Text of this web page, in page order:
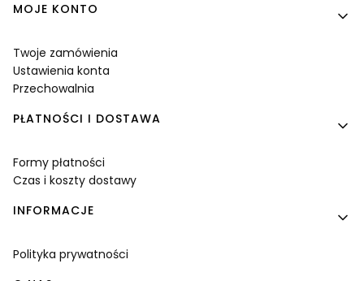
MOJE KONTO
Twoje zamówienia
Ustawienia konta
Przechowalnia
PŁATNOŚCI I DOSTAWA
Formy płatności
Czas i koszty dostawy
INFORMACJE
Polityka prywatności